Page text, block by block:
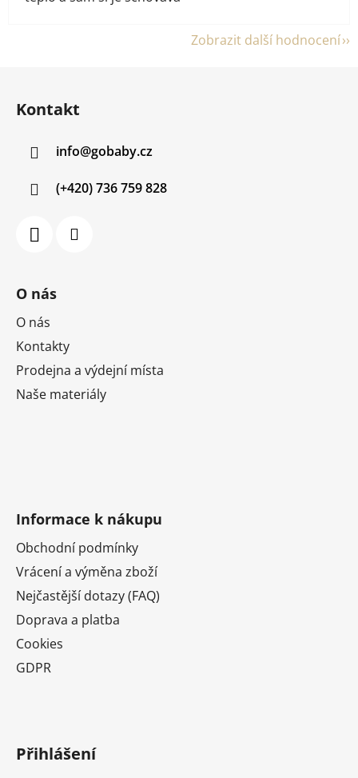
Zobrazit další hodnocení
Kontakt
info@gobaby.cz
(+420) 736 759 828
O nás
O nás
Kontakty
Prodejna a výdejní místa
Naše materiály
Informace k nákupu
Obchodní podmínky
Vrácení a výměna zboží
Nejčastější dotazy (FAQ)
Doprava a platba
Cookies
GDPR
Přihlášení